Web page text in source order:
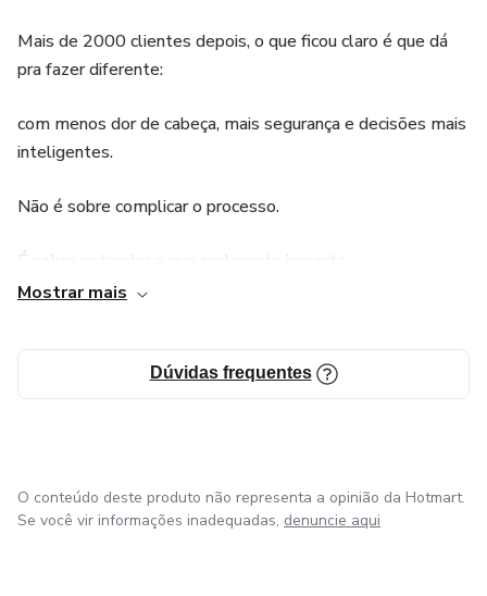
Mais de 2000 clientes depois, o que ficou claro é que dá
pra fazer diferente:
com menos dor de cabeça, mais segurança e decisões mais
inteligentes.
Não é sobre complicar o processo.
É sobre entender o que realmente importa.
Pode, e deve, ser feita da forma certa.
E ele começa aqui.
Mostrar mais
Dúvidas frequentes
O conteúdo deste produto não representa a opinião da Hotmart.
Se você vir informações inadequadas, denuncie aqui